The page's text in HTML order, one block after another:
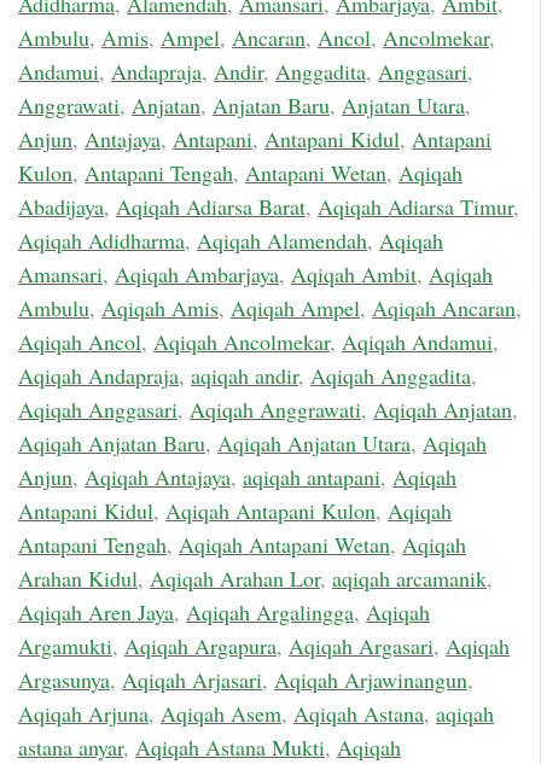
Ambulu, Amis, Ampel, Ancaran, Ancol, Ancolmekar,
Andamui, Andapraja, Andir, Anggadita, Anggasari,
Anggrawati, Anjatan, Anjatan Baru, Anjatan Utara,
Anjun, Antajaya, Antapani, Antapani Kidul, Antapani
Kulon, Antapani Tengah, Antapani Wetan, Aqiqah
Abadijaya, Aqiqah Adiarsa Barat, Aqiqah Adiarsa Timur,
Aqiqah Adidharma, Aqiqah Alamendah, Aqiqah
Amansari, Aqiqah Ambarjaya, Aqiqah Ambit, Aqiqah
Ambulu, Aqiqah Amis, Aqiqah Ampel, Aqiqah Ancaran,
Aqiqah Ancol, Aqiqah Ancolmekar, Aqiqah Andamui,
Aqiqah Andapraja, aqiqah andir, Aqiqah Anggadita,
Aqiqah Anggasari, Aqiqah Anggrawati, Aqiqah Anjatan,
Aqiqah Anjatan Baru, Aqiqah Anjatan Utara, Aqiqah
Anjun, Aqiqah Antajaya, aqiqah antapani, Aqiqah
Antapani Kidul, Aqiqah Antapani Kulon, Aqiqah
Antapani Tengah, Aqiqah Antapani Wetan, Aqiqah
Arahan Kidul, Aqiqah Arahan Lor, aqiqah arcamanik,
Aqiqah Aren Jaya, Aqiqah Argalingga, Aqiqah
Argamukti, Aqiqah Argapura, Aqiqah Argasari, Aqiqah
Argasunya, Aqiqah Arjasari, Aqiqah Arjawinangun,
Aqiqah Arjuna, Aqiqah Asem, Aqiqah Astana, aqiqah
astana anyar, Aqiqah Astana Mukti, Aqiqah